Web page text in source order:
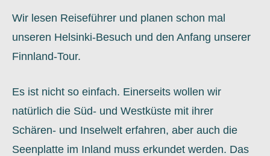
Wir lesen Reiseführer und planen schon mal
unseren Helsinki-Besuch und den Anfang unserer
Finnland-Tour.
Es ist nicht so einfach. Einerseits wollen wir
natürlich die Süd- und Westküste mit ihrer
Schären- und Inselwelt erfahren, aber auch die
Seenplatte im Inland muss erkundet werden. Das